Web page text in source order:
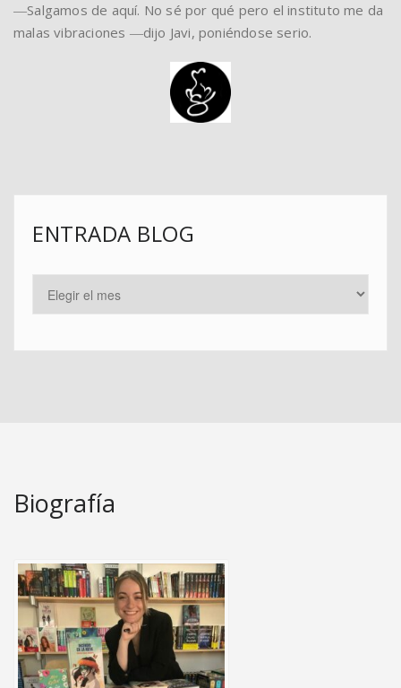
―Salgamos de aquí. No sé por qué pero el instituto me da
malas vibraciones ―dijo Javi, poniéndose serio.
ENTRADA BLOG
Biografía